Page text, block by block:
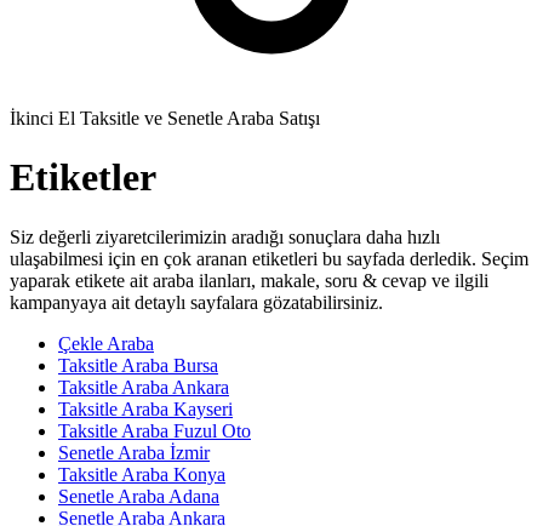
İkinci El Taksitle ve Senetle Araba Satışı
Etiketler
Siz değerli ziyaretcilerimizin aradığı sonuçlara daha hızlı
ulaşabilmesi için en çok aranan etiketleri bu sayfada derledik. Seçim
yaparak etikete ait araba ilanları, makale, soru & cevap ve ilgili
kampanyaya ait detaylı sayfalara gözatabilirsiniz.
Çekle Araba
Taksitle Araba Bursa
Taksitle Araba Ankara
Taksitle Araba Kayseri
Taksitle Araba Fuzul Oto
Senetle Araba İzmir
Taksitle Araba Konya
Senetle Araba Adana
Senetle Araba Ankara